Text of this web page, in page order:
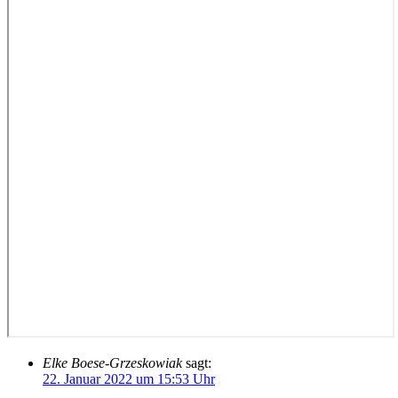
Elke Boese-Grzeskowiak sagt:
22. Januar 2022 um 15:53 Uhr